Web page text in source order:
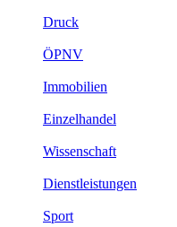
Druck
ÖPNV
Immobilien
Einzelhandel
Wissenschaft
Dienstleistungen
Sport